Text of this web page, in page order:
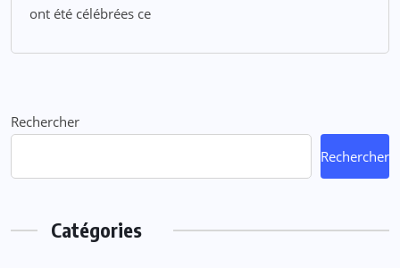
ont été célébrées ce
Rechercher
Rechercher
Catégories